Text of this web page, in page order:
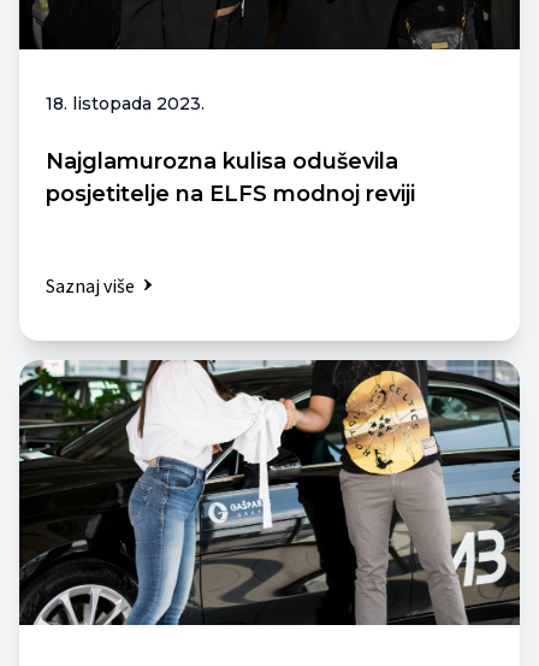
18. listopada 2023.
Najglamurozna kulisa oduševila
posjetitelje na ELFS modnoj reviji
Saznaj više